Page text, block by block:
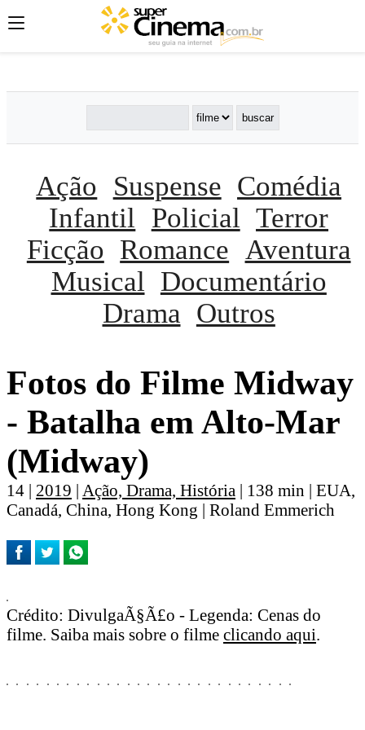
';';
Ação Suspense Comédia
Infantil
Policial Terror
Ficção Romance Aventura
Musical
Documentário
Drama Outros
Fotos do Filme Midway
- Batalha em Alto-Mar
(Midway)
14 | 2019 | Ação, Drama, História | 138 min | EUA,
Canadá, China, Hong Kong | Roland Emmerich
Crédito: DivulgaÃ§Ã£o - Legenda: Cenas do
filme. Saiba mais sobre o filme clicando aqui.